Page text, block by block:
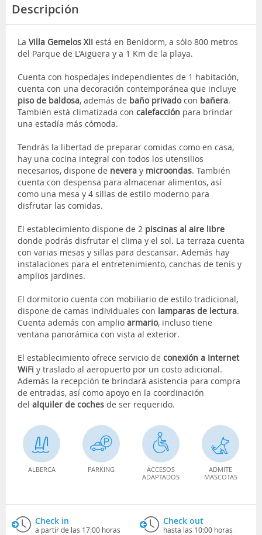
Descripción
La Villa Gemelos XII está en Benidorm, a sólo 800 metros
del Parque de L'Aigüera y a 1 Km de la playa.
Cuenta con hospedajes independientes de 1 habitación,
cuenta con una decoración contemporánea que incluye
piso de baldosa, además de baño privadocon bañera.
También está climatizada con calefacción para brindar
una estadía más cómoda.
Tendrás la libertad de preparar comidas como en casa,
hay una cocina integral con todos los utensilios
necesarios, dispone de nevera y microondas. También
cuenta con despensa para almacenar alimentos, así
como una mesa y 4 sillas de estilo moderno para
disfrutar las comidas.
El establecimiento dispone de 2 piscinas al aire libre
donde podrás disfrutar el clima y el sol. La terraza cuenta
con varias mesas y sillas para descansar. Además hay
instalaciones para el entretenimiento, canchas de tenis y
amplios jardines.
El dormitorio cuenta con mobiliario de estilo tradicional,
dispone de camas individuales con lamparas de lectura.
Cuenta además con amplio armario, incluso tiene
ventana panorámica con vista al exterior.
El establecimiento ofrece servicio de conexión a Internet
WiFi y traslado al aeropuerto por un costo adicional.
Además la recepción te brindará asistencia para compra
de entradas, así como apoyo en la coordinación
del alquiler de coches de ser requerido.
ALBERCA PARKING
ACCESOS
ADAPTADOS
ADMITE
MASCOTAS
Check in
a partir de las 17:00 horas
Check out
hasta las 10:00 horas